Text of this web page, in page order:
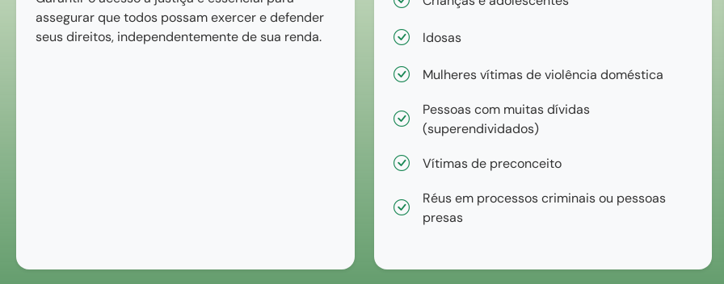
assegurar que todos possam exercer e defender
seus direitos, independentemente de sua renda.
Idosas
Mulheres vítimas de violência doméstica
Pessoas com muitas dívidas
(superendividados)
Vítimas de preconceito
Réus em processos criminais ou pessoas
presas